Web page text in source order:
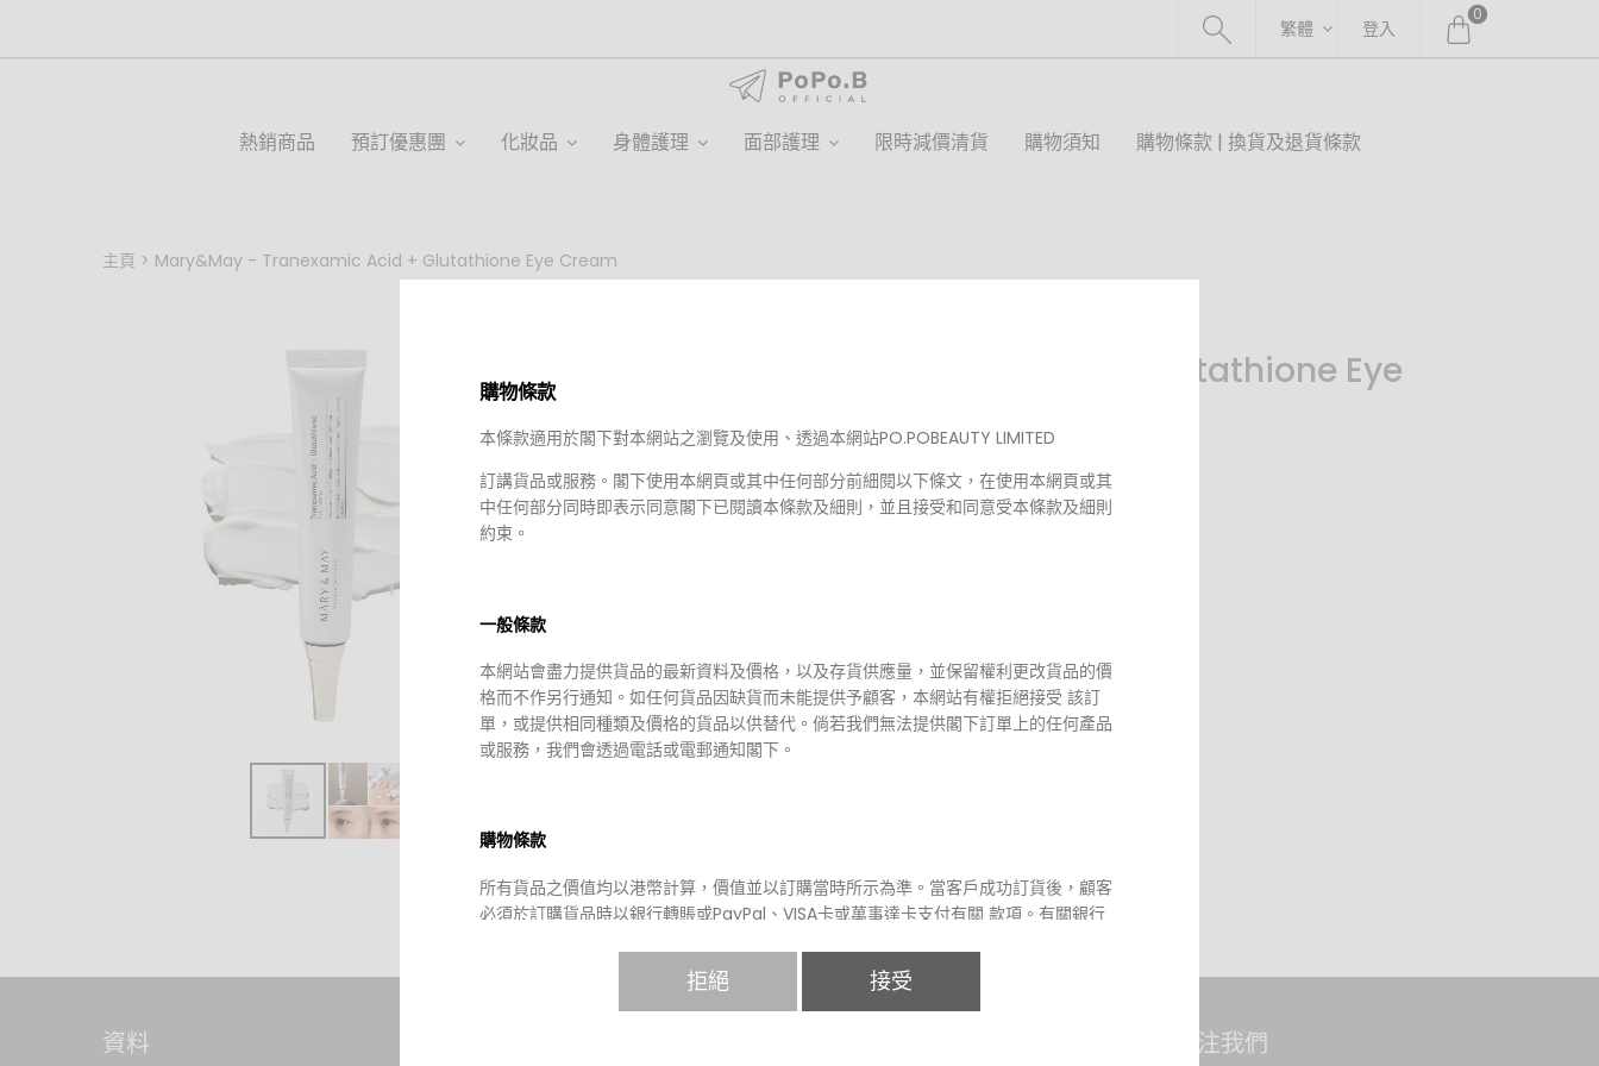
繁體 登入
0
熱銷商品 預訂優惠團 化妝品 身體護理 面部護理 限時減價清貨 購物須知 購物條款 | 換貨及退貨條款
主頁 Mary&May - Tranexamic Acid + Glutathione Eye Cream
Mary&May - Tranexamic Acid + Glutathione Eye
重量: 0.000公斤
HKD $55.00HKD $23.00
加入購物車
資料 關注我們
購物條款
本條款適用於閣下對本網站之瀏覽及使用、透過本網站PO.POBEAUTY LIMITED
訂講貨品或服務。閣下使用本網頁或其中任何部分前細閱以下條文，在使用本網頁或其
中任何部分同時即表示同意閣下已閱讀本條款及細則，並且接受和同意受本條款及細則
約束。
一般條款
本網站會盡力提供貨品的最新資料及價格，以及存貨供應量，並保留權利更改貨品的價
格而不作另行通知。如任何貨品因缺貨而未能提供予顧客，本網站有權拒絕接受 該訂
單，或提供相同種類及價格的貨品以供替代。倘若我們無法提供閣下訂單上的任何產品
或服務，我們會透過電話或電郵通知閣下。
購物條款
所有貨品之價值均以港幣計算，價值並以訂購當時所示為準。當客戶成功訂貨後，顧客
必須於訂購貨品時以銀行轉賬或PayPal、VISA卡或萬事達卡支付有關 款項。有關銀行
站會根據客戶所提供之資料提供服務。如因客戶提供錯誤資料 或因任何非本網站所能控
制之因素而影響訂購，本網站恕不負責。本網站保留該等貨品的所有權，直至貨品送抵
給顧客，但若因顧客額外要求面而導致的任何損失， 本公司恕不負責。 顧客將於收取
拒絕 接受